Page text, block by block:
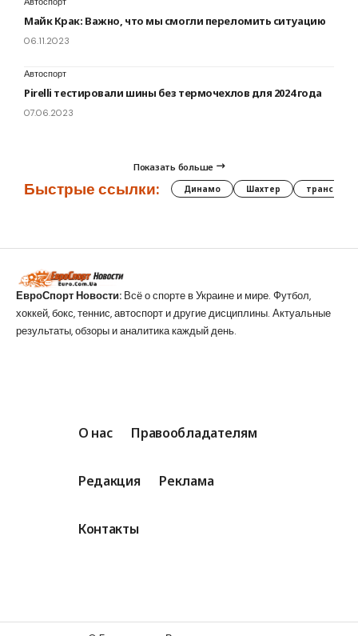
Майк Крак: Важно, что мы смогли переломить ситуацию
06.11.2023
Автоспорт
Pirelli тестировали шины без термочехлов для 2024 года
07.06.2023
Показать больше
Быстрые ссылки: Динамо Шахтер трансферы
ЕвроСпорт Новости: Всё о спорте в Украине и мире. Футбол,
хоккей, бокс, теннис, автоспорт и другие дисциплины. Актуальные
результаты, обзоры и аналитика каждый день.
О нас Правообладателям
Редакция Реклама
Контакты